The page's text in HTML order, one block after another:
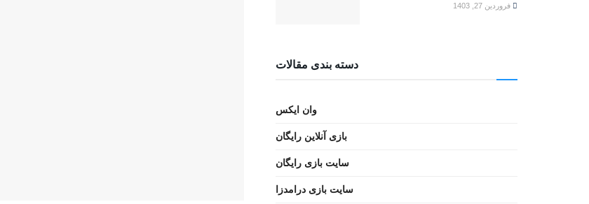
فروردین 27, 1403
دسته بندی مقالات
وان ایکس
بازی آنلاین رایگان
سایت بازی رایگان
سایت بازی درامدزا